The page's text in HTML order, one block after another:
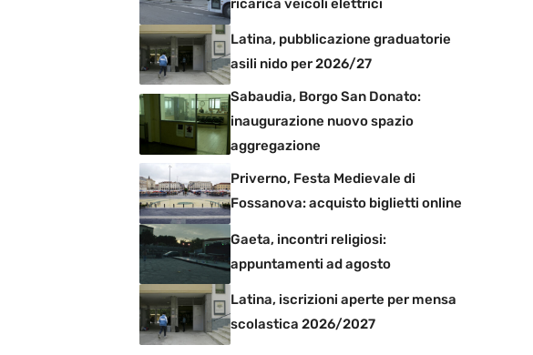
ricarica veicoli elettrici
Latina, pubblicazione graduatorie
asili nido per 2026/27
Sabaudia, Borgo San Donato:
inaugurazione nuovo spazio
aggregazione
Priverno, Festa Medievale di
Fossanova: acquisto biglietti online
Gaeta, incontri religiosi:
appuntamenti ad agosto
Latina, iscrizioni aperte per mensa
scolastica 2026/2027